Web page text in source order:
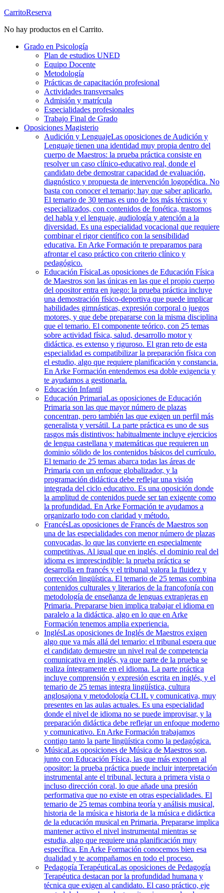
CarritoReserva
No hay productos en el Carrito.
Grado en Psicología
Plan de estudios UNED
Equipo Docente
Metodología
Prácticas de capacitación profesional
Actividades transversales
Admisión y matrícula
Especialidades profesionales
Trabajo Final de Grado
Oposiciones Magisterio
Audición y LenguajeLas oposiciones de Audición y
Lenguaje tienen una identidad muy propia dentro del
cuerpo de Maestros: la prueba práctica consiste en
resolver un caso clínico-educativo real, donde el
candidato debe demostrar capacidad de evaluación,
diagnóstico y propuesta de intervención logopédica. No
basta con conocer el temario; hay que saber aplicarlo.
El temario de 30 temas es uno de los más técnicos y
especializados, con contenidos de fonética, trastornos
del habla y el lenguaje, audiología y atención a la
diversidad. Es una especialidad vocacional que requiere
combinar el rigor científico con la sensibilidad
educativa. En Arke Formación te preparamos para
afrontar el caso práctico con criterio clínico y
pedagógico.
Educación FísicaLas oposiciones de Educación Física
de Maestros son las únicas en las que el propio cuerpo
del opositor entra en juego: la prueba práctica incluye
una demostración físico-deportiva que puede implicar
habilidades gimnásticas, expresión corporal o juegos
motores, y que debe prepararse con la misma disciplina
que el temario. El componente teórico, con 25 temas
sobre actividad física, salud, desarrollo motor y
didáctica, es extenso y riguroso. El gran reto de esta
especialidad es compatibilizar la preparación física con
el estudio, algo que requiere planificación y constancia.
En Arke Formación entendemos esa doble exigencia y
te ayudamos a gestionarla.
Educación Infantil
Educación PrimariaLas oposiciones de Educación
Primaria son las que mayor número de plazas
concentran, pero también las que exigen un perfil más
generalista y versátil. La parte práctica es uno de sus
rasgos más distintivos: habitualmente incluye ejercicios
de lengua castellana y matemáticas que requieren un
dominio sólido de los contenidos básicos del currículo.
El temario de 25 temas abarca todas las áreas de
Primaria con un enfoque globalizador, y la
programación didáctica debe reflejar una visión
integrada del ciclo educativo. Es una oposición donde
la amplitud de contenidos puede ser tan exigente como
la profundidad. En Arke Formación te ayudamos a
organizarlo todo con claridad y método.
FrancésLas oposiciones de Francés de Maestros son
una de las especialidades con menor número de plazas
convocadas, lo que las convierte en especialmente
competitivas. Al igual que en inglés, el dominio real del
idioma es imprescindible: la prueba práctica se
desarrolla en francés y el tribunal valora la fluidez y
corrección lingüística. El temario de 25 temas combina
contenidos culturales y literarios de la francofonía con
metodología de enseñanza de lenguas extranjeras en
Primaria. Prepararse bien implica trabajar el idioma en
paralelo a la didáctica, algo en lo que en Arke
Formación tenemos amplia experiencia.
InglésLas oposiciones de Inglés de Maestros exigen
algo que va más allá del temario: el tribunal espera que
el candidato demuestre un nivel real de competencia
comunicativa en inglés, ya que parte de la prueba se
realiza íntegramente en el idioma. La parte práctica
incluye comprensión y expresión escrita en inglés, y el
temario de 25 temas integra lingüística, cultura
anglosajona y metodología CLIL y comunicativa, muy
presentes en las aulas actuales. Es una especialidad
donde el nivel de idioma no se puede improvisar, y la
preparación didáctica debe reflejar un enfoque moderno
y comunicativo. En Arke Formación trabajamos
contigo tanto la parte lingüística como la pedagógica.
MúsicaLas oposiciones de Música de Maestros son,
junto con Educación Física, las que más exponen al
opositor: la prueba práctica puede incluir interpretación
instrumental ante el tribunal, lectura a primera vista o
incluso dirección coral, lo que añade una presión
performativa que no existe en otras especialidades. El
temario de 25 temas combina teoría y análisis musical,
historia de la música e historia de la música e didáctica
de la educación musical en Primaria. Prepararse implica
mantener activo el nivel instrumental mientras se
estudia, algo que requiere una planificación muy
específica. En Arke Formación conocemos bien esa
dualidad y te acompañamos en todo el proceso.
Pedagogía TerapéuticaLas oposiciones de Pedagogía
Terapéutica destacan por la profundidad humana y
técnica que exigen al candidato. El caso práctico, eje